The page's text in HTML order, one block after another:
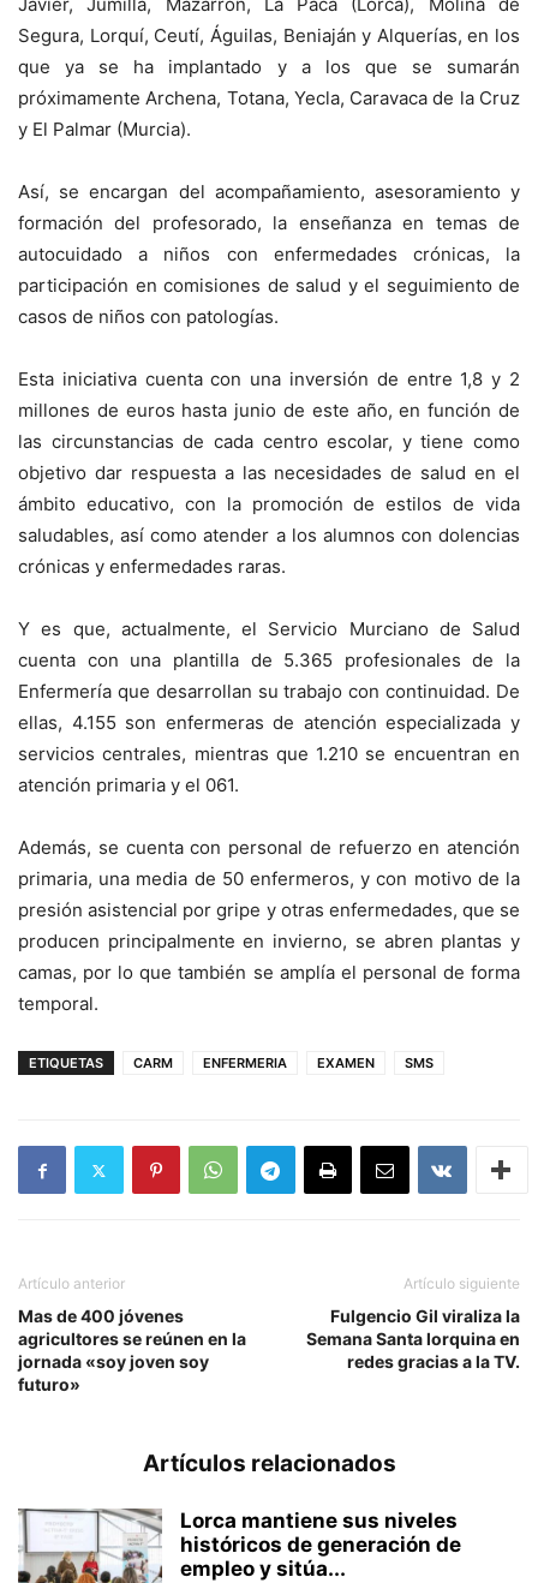
Segura, Lorquí, Ceutí, Águilas, Beniaján y Alquerías, en los
que ya se ha implantado y a los que se sumarán
próximamente Archena, Totana, Yecla, Caravaca de la Cruz
y El Palmar (Murcia).
Así, se encargan del acompañamiento, asesoramiento y
formación del profesorado, la enseñanza en temas de
autocuidado a niños con enfermedades crónicas, la
participación en comisiones de salud y el seguimiento de
casos de niños con patologías.
Esta iniciativa cuenta con una inversión de entre 1,8 y 2
millones de euros hasta junio de este año, en función de
las circunstancias de cada centro escolar, y tiene como
objetivo dar respuesta a las necesidades de salud en el
ámbito educativo, con la promoción de estilos de vida
saludables, así como atender a los alumnos con dolencias
crónicas y enfermedades raras.
Y es que, actualmente, el Servicio Murciano de Salud
cuenta con una plantilla de 5.365 profesionales de la
Enfermería que desarrollan su trabajo con continuidad. De
ellas, 4.155 son enfermeras de atención especializada y
servicios centrales, mientras que 1.210 se encuentran en
atención primaria y el 061.
Además, se cuenta con personal de refuerzo en atención
primaria, una media de 50 enfermeros, y con motivo de la
presión asistencial por gripe y otras enfermedades, que se
producen principalmente en invierno, se abren plantas y
camas, por lo que también se amplía el personal de forma
temporal.
ETIQUETAS CARM ENFERMERIA EXAMEN SMS
Artículo anterior
Mas de 400 jóvenes
agricultores se reúnen en la
jornada «soy joven soy
futuro»
Artículo siguiente
Fulgencio Gil viraliza la
Semana Santa lorquina en
redes gracias a la TV.
Artículos relacionados
Lorca mantiene sus niveles
históricos de generación de
empleo y sitúa...